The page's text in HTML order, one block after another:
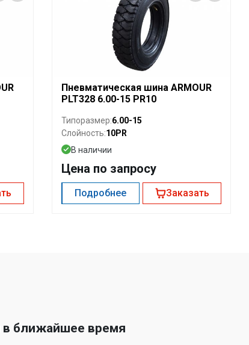
Пневматическая шина ARMOUR
PLT328 6.00-15 PR10
Типоразмер:6.00-15
Слойность:10PR
В наличии
Цена по запросу
Подробнее Заказать
в ближайшее время